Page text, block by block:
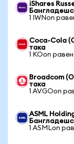
iShares
1 IWNon
Coca-Cola
така
1 KOon
Broadcom
така
1 AVGOon
ASML
1 ASMLon